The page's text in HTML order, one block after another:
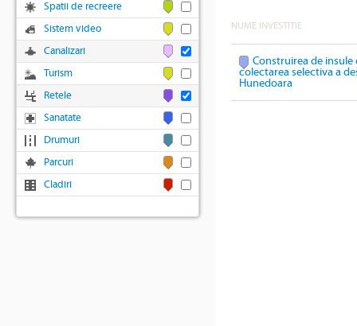
NUME INVESTITIE
Construirea de
colectarea selectiva a
Hunedoara
Spatii de recreere
Sistem video
Canalizari
Turism
Retele
Sanatate
Drumuri
Parcuri
Cladiri